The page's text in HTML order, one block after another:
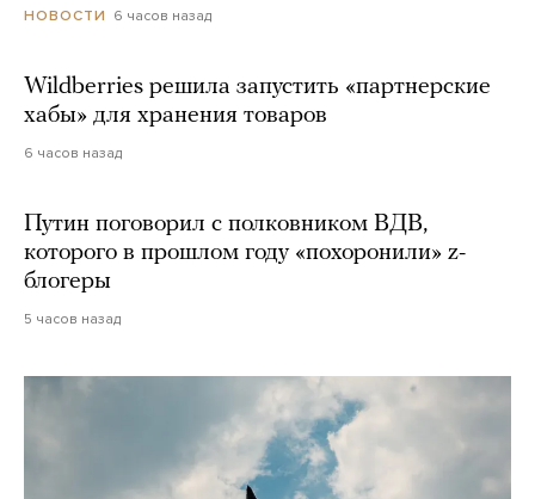
НОВОСТИ 6 часов назад
Wildberries решила запустить «партнерские
хабы» для хранения товаров
6 часов назад
Путин поговорил с полковником ВДВ,
которого в прошлом году «похоронили» z-
блогеры
5 часов назад